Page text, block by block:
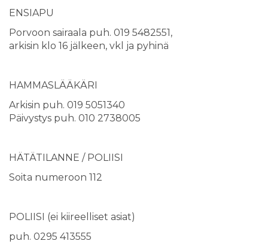
ENSIAPU
Porvoon sairaala puh. 019 5482551,
arkisin klo 16 jälkeen, vkl ja pyhinä
HAMMASLÄÄKÄRI
Arkisin puh. 019 5051340
Päivystys puh. 010 2738005
HÄTÄTILANNE / POLIISI
Soita numeroon 112
POLIISI (ei kiireelliset asiat)
puh. 0295 413555